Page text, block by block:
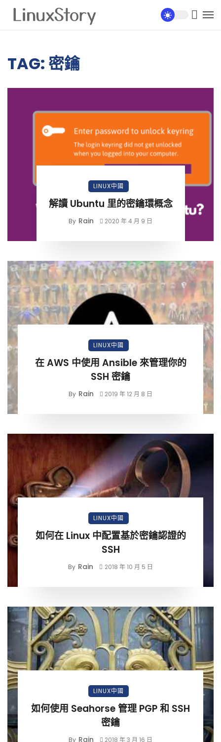
TAG: 密鑰
LINUX中國
解讀 Ubuntu 里的密鑰環概念
By Rain 2020 年 4 月 9 日
LINUX中國
在 AWS 中使用 Ansible 來管理你的
SSH 密鑰
By Rain 2019 年 12 月 8 日
LINUX中國
如何在 Linux 中配置基於密鑰認證的
SSH
By Rain 2018 年 10 月 5 日
LINUX中國
如何使用 Seahorse 管理 PGP 和 SSH
密鑰
By Rain 2018 年 3 月 16 日